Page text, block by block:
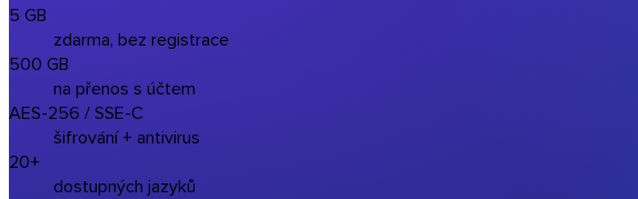
5 GB
zdarma, bez registrace
500 GB
na přenos s účtem
AES-256 / SSE-C
šifrování + antivirus
20+
dostupných jazyků